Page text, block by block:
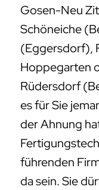
Gosen-Neu
Schöneiche
(Eggersdorf),
Hoppegarten
Rüdersdorf
es für Sie
der Ahnung
führenden
da sein. Sie